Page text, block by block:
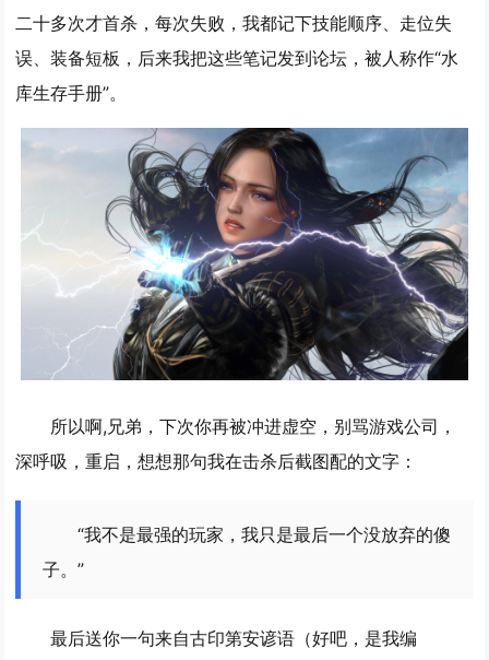
二十多次才首杀，每次失败，我都记下技能顺序、走位失
误、装备短板，后来我把这些笔记发到论坛，被人称作“水
库生存手册”。
所以啊,兄弟，下次你再被冲进虚空，别骂游戏公司，
深呼吸，重启，想想那句我在击杀后截图配的文字：
“我不是最强的玩家，我只是最后一个没放弃的傻
子。”
最后送你一句来自古印第安谚语（好吧，是我编